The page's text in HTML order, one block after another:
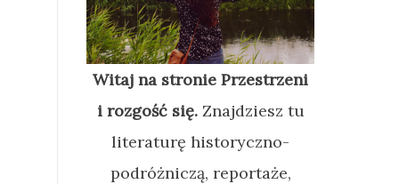
Witaj na stronie Przestrzeni
i rozgość się. Znajdziesz tu
literaturę historyczno-
podróżniczą, reportaże,